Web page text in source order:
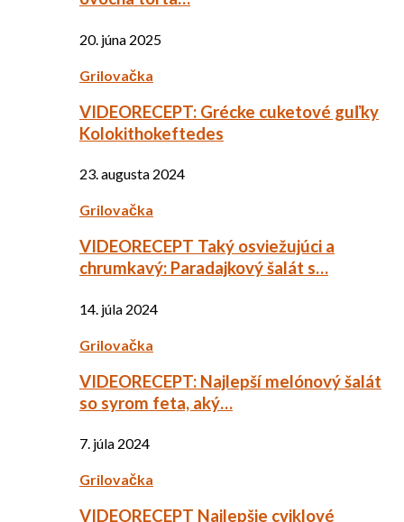
20. júna 2025
Grilovačka
VIDEORECEPT: Grécke cuketové guľky
Kolokithokeftedes
23. augusta 2024
Grilovačka
VIDEORECEPT Taký osviežujúci a
chrumkavý: Paradajkový šalát s…
14. júla 2024
Grilovačka
VIDEORECEPT: Najlepší melónový šalát
so syrom feta, aký…
7. júla 2024
Grilovačka
VIDEORECEPT Najlepšie cviklové